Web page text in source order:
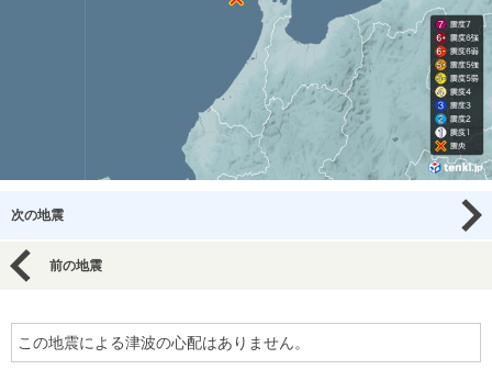
次の地震
前の地震
この地震による津波の心配はありません。